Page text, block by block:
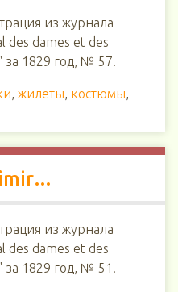
из журнала
des dames et des
за 1829 год, № 57.
, жилеты, костюмы,
из журнала
des dames et des
за 1829 год, № 51.